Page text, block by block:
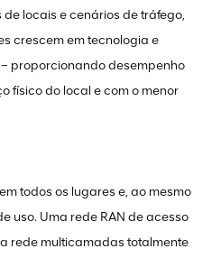
locais e cenários de tráfego,
crescem em tecnologia e
proporcionando desempenho
físico do local e com o menor
todos os lugares e, ao mesmo
uso. Uma rede RAN de acesso
rede multicamadas totalmente